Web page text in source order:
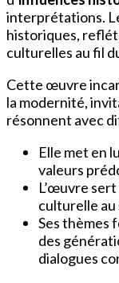
interprétations.
historiques,
culturelles au fil
Cette œuvre
la modernité,
résonnent avec
Elle met en
valeurs
L’œuvre
culturelle au
Ses thèmes
des
dialogues